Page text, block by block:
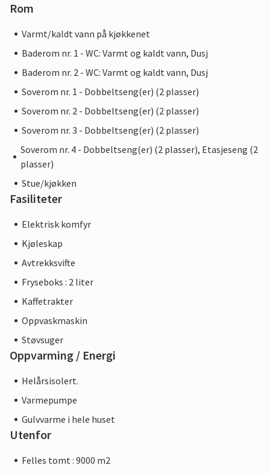
Rom
Varmt/kaldt vann på kjøkkenet
Baderom nr. 1 - WC: Varmt og kaldt vann, Dusj
Baderom nr. 2 - WC: Varmt og kaldt vann, Dusj
Soverom nr. 1 - Dobbeltseng(er) (2 plasser)
Soverom nr. 2 - Dobbeltseng(er) (2 plasser)
Soverom nr. 3 - Dobbeltseng(er) (2 plasser)
Soverom nr. 4 - Dobbeltseng(er) (2 plasser), Etasjeseng (2
plasser)
Stue/kjøkken
Fasiliteter
Elektrisk komfyr
Kjøleskap
Avtrekksvifte
Fryseboks : 2 liter
Kaffetrakter
Oppvaskmaskin
Støvsuger
Oppvarming / Energi
Helårsisolert.
Varmepumpe
Gulvvarme i hele huset
Utenfor
Felles tomt : 9000 m2